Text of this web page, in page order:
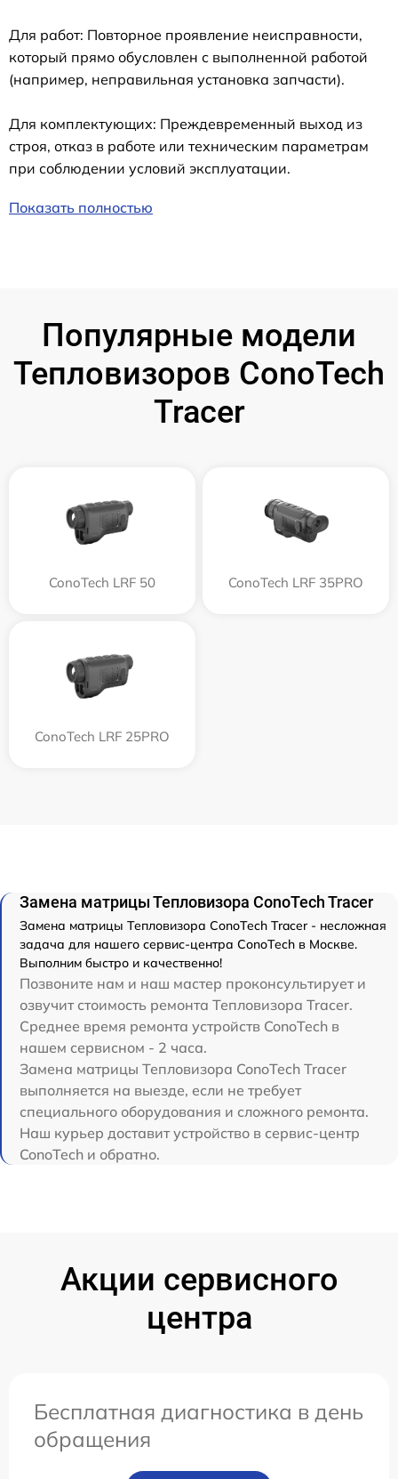
Для работ: Повторное проявление неисправности,
который прямо обусловлен с выполненной работой
(например, неправильная установка запчасти).
Для комплектующих: Преждевременный выход из
строя, отказ в работе или техническим параметрам
при соблюдении условий эксплуатации.
Показать полностью
Популярные модели
Тепловизоров ConoTech
Tracer
ConoTech LRF 50 ConoTech LRF 35PRO
ConoTech LRF 25PRO
Замена матрицы Тепловизора ConoTech Tracer
Замена матрицы Тепловизора ConoTech Tracer - несложная
задача для нашего сервис-центра ConoTech в Москве.
Выполним быстро и качественно!
Позвоните нам и наш мастер проконсультирует и
озвучит стоимость ремонта Тепловизора Tracer.
Среднее время ремонта устройств ConoTech в
нашем сервисном - 2 часа.
Замена матрицы Тепловизора ConoTech Tracer
выполняется на выезде, если не требует
специального оборудования и сложного ремонта.
Наш курьер доставит устройство в сервис-центр
ConoTech и обратно.
Акции сервисного
центра
Бесплатная диагностика в день
обращения